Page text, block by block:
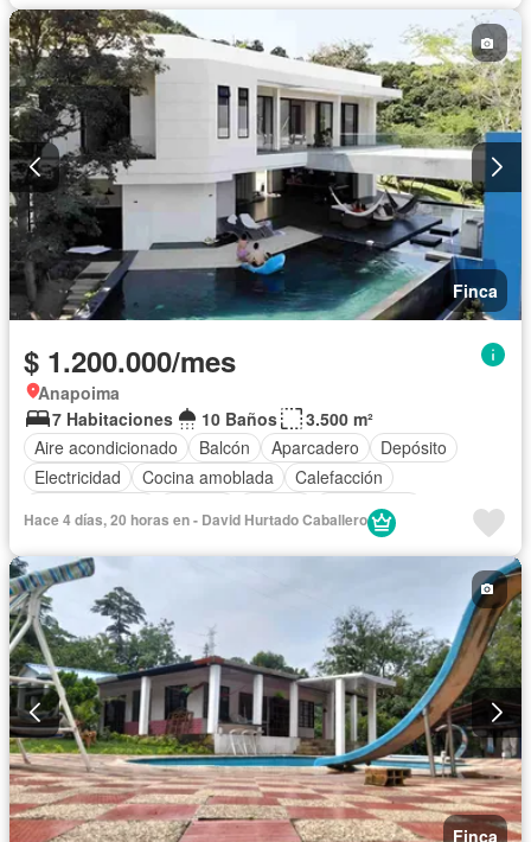
Finca
$ 1.200.000/mes
Anapoima
7 Habitaciones
10 Baños
3.500 m²
Aire acondicionado
Balcón Aparcadero
Depósito
Electricidad
Cocina amoblada
Calefacción
Gas natural
Terraza
Área infantil
Patio
Barbecue
Jardín
Seguridad privada
Piscina
Permite mascotas
Permite niños
Hace 4 días, 20 horas en - David Hurtado Caballero
Finca